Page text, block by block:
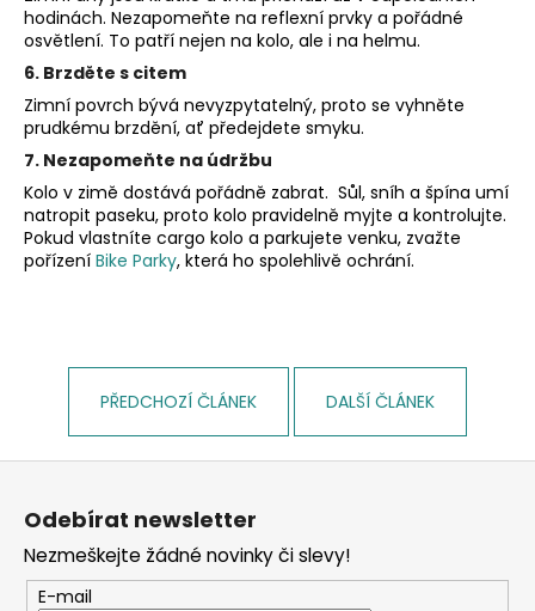
hodinách. Nezapomeňte na reflexní prvky a pořádné
osvětlení. To patří nejen na kolo, ale i na helmu.
6. Brzděte s citem
Zimní povrch bývá nevyzpytatelný, proto se vyhněte
prudkému brzdění, ať předejdete smyku.
7. Nezapomeňte na údržbu
Kolo v zimě dostává pořádně zabrat. Sůl, sníh a špína umí
natropit paseku, proto kolo pravidelně myjte a kontrolujte.
Pokud vlastníte cargo kolo a parkujete venku, zvažte
pořízení Bike Parky, která ho spolehlivě ochrání.
PŘEDCHOZÍ ČLÁNEK DALŠÍ ČLÁNEK
D
o
p
o
r
u
č
u
Z
Odebírat newsletter
Nezmeškejte žádné novinky či slevy!
E-mail